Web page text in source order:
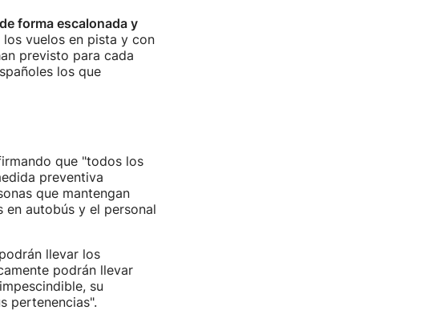
de forma escalonada y
vuelos en pista y con
previsto para cada
los que
que "todos los
preventiva
que mantengan
autobús y el personal
llevar los
podrán llevar
su
pertenencias".